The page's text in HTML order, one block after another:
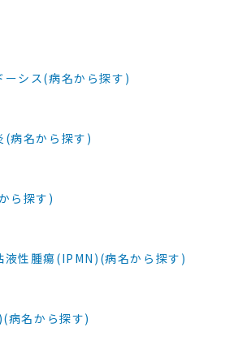
ーシス(病名から探す)
(病名から探す)
ら探す)
液性腫瘍(IPMN)(病名から探す)
病名から探す)